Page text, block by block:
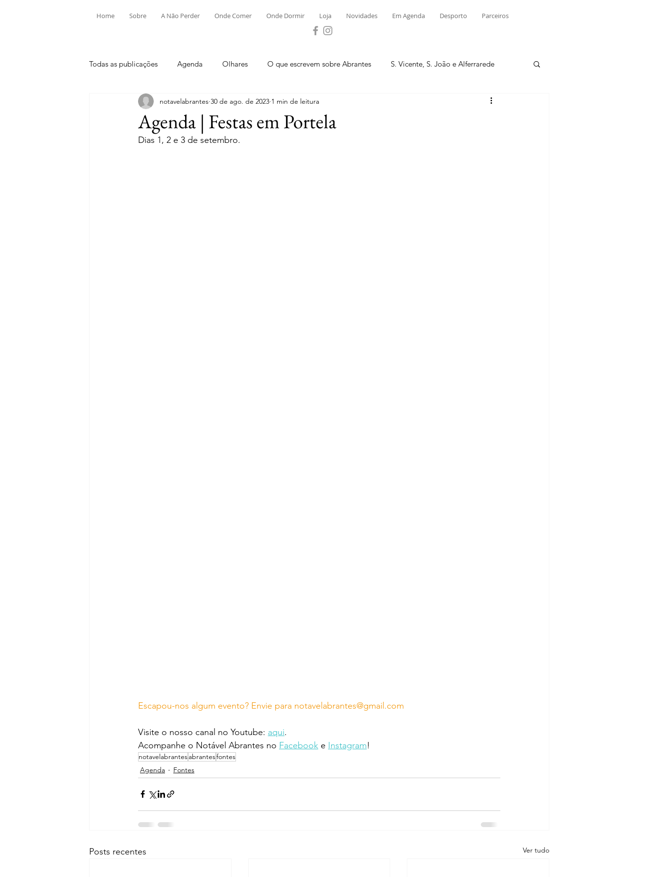
Home Sobre A Não Perder Onde Comer Onde Dormir Loja Novidades Em Agenda Desporto Parceiros
Todas as publicações Agenda Olhares O que escrevem sobre Abrantes S. Vicente, S. João e Alferrarede
Aldeia do Mato e Souto Alvega e Concavada Bemposta
Mouriscas Pego Rio de Moinhos
Agenda | Festas em Portela
notavelabrantes 30 de ago. de 2023 1 min de leitura
Dias 1, 2 e 3 de setembro.
Escapou-nos algum evento? Envie para notavelabrantes@gmail.com
Visite o nosso canal no Youtube: aqui.
Acompanhe o Notável Abrantes no Facebook e Instagram!
notavelabrantesabrantesfontes
Agenda
Fontes
Posts recentes Ver tudo